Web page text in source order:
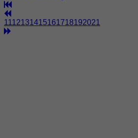
11 12131415161718192021